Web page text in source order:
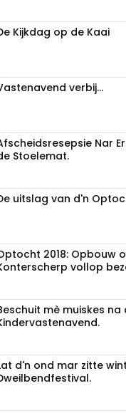
Kijkdag op de Kaai
verbij...
Nar
Stoelemat.
uitslag van d'n
2018: Opbouw
vollop
mè muiskes na
d'n ond mar zitte